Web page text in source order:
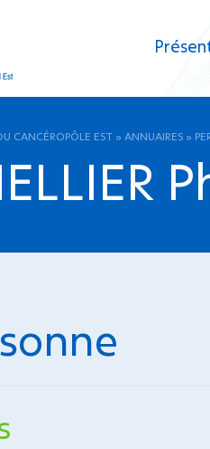
CANCÉROPÔLE EST » ANNUAIRES »